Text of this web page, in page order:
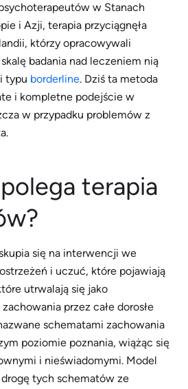
w Stanach
i Azji, terapia przyciągnęła
którzy opracowywali
badania nad leczeniem nią
typu borderline. Dziś ta metoda
i kompletne podejście w
w przypadku problemów z
terapia
się na interwencji we
i uczuć, które pojawiają
utrwalają się jako
przez całe dorosłe
schematami zachowania
poziomie poznania, wiążąc się
i nieświadomymi. Model
tych schematów ze